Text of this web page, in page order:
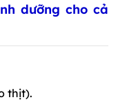
dưỡng cho cả
thịt).